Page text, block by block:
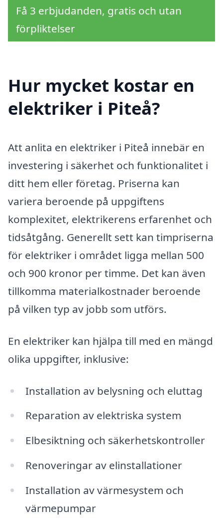
Få 3 erbjudanden, gratis och utan
förpliktelser
Hur mycket kostar en
elektriker i Piteå?
Att anlita en elektriker i Piteå innebär en
investering i säkerhet och funktionalitet i
ditt hem eller företag. Priserna kan
variera beroende på uppgiftens
komplexitet, elektrikerens erfarenhet och
tidsåtgång. Generellt sett kan timpriserna
för elektriker i området ligga mellan 500
och 900 kronor per timme. Det kan även
tillkomma materialkostnader beroende
på vilken typ av jobb som utförs.
En elektriker kan hjälpa till med en mängd
olika uppgifter, inklusive:
Installation av belysning och eluttag
Reparation av elektriska system
Elbesiktning och säkerhetskontroller
Renoveringar av elinstallationer
Installation av värmesystem och
värmepumpar